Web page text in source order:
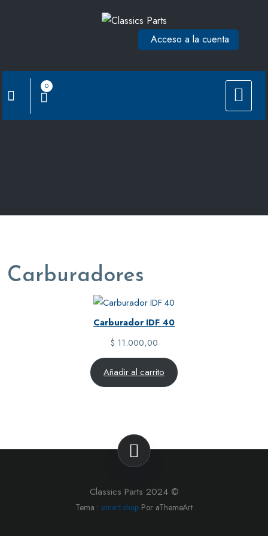
Acceso a la cuenta
0
Carburadores
Carburador IDF 40
$ 11.000,00
Añadir al carrito
Classics Parts 2024 ©
Tema : emart-shop Por aThemeArt